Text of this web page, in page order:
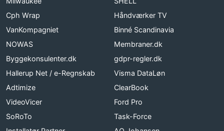
Cph Wrap
Håndværker TV
VanKompagniet
Binné Scandinavia
NOWAS
Membraner.dk
Byggekonsulenter.dk
gdpr-regler.dk
Hallerup Net / e-Regnskab
Visma DataLøn
Adtimize
ClearBook
VideoVicer
Ford Pro
SoRoTo
Task-Force